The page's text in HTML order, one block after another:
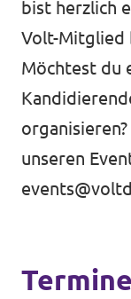
Website
Volt in
Volt
Menschen
Neuigkeiten
Unsere
Deine
bist herzlich
Volt-Mitglied
Möchtest du
unseren